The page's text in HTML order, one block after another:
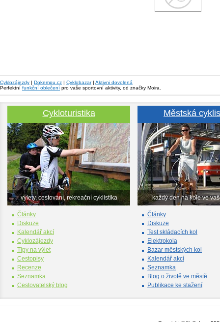
Cyklozájezdy | Dokempu.cz | Cyklobazar| Aktivni dovolená
Perfektní funkční oblečení pro vaše sportovní aktivity, od značky Moira.
Cykloturistika
výlety, cestování, rekreační cyklistika
Články
Diskuze
Kalendář akcí
Cyklozájezdy
Tipy na výlet
Cestopisy
Recenze
Seznamka
Cestovatelský blog
Městská
každý den na kole ve
Články
Diskuze
Test skládacích kol
Elektrokola
Bazar městských kol
Kalendář akcí
Seznamka
Blog o životě ve městě
Publikace ke stažení